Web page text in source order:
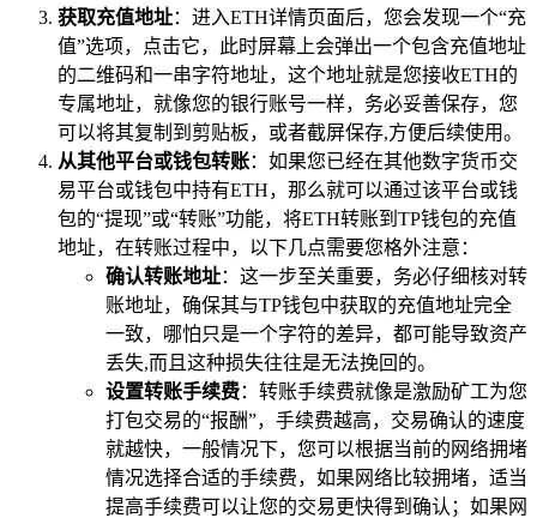
获取充值地址：进入ETH详情页面后，您会发现一个“充
值”选项，点击它，此时屏幕上会弹出一个包含充值地址
的二维码和一串字符地址，这个地址就是您接收ETH的
专属地址，就像您的银行账号一样，务必妥善保存，您
可以将其复制到剪贴板，或者截屏保存,方便后续使用。
从其他平台或钱包转账：如果您已经在其他数字货币交
易平台或钱包中持有ETH，那么就可以通过该平台或钱
包的“提现”或“转账”功能，将ETH转账到TP钱包的充值
地址，在转账过程中，以下几点需要您格外注意：
确认转账地址：这一步至关重要，务必仔细核对转
账地址，确保其与TP钱包中获取的充值地址完全
一致，哪怕只是一个字符的差异，都可能导致资产
丢失,而且这种损失往往是无法挽回的。
设置转账手续费：转账手续费就像是激励矿工为您
打包交易的“报酬”，手续费越高，交易确认的速度
就越快，一般情况下，您可以根据当前的网络拥堵
情况选择合适的手续费，如果网络比较拥堵，适当
提高手续费可以让您的交易更快得到确认；如果网